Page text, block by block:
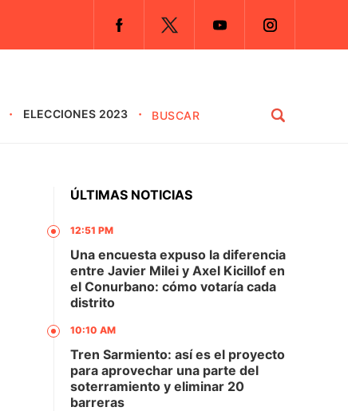
ELECCIONES 2023
ÚLTIMAS NOTICIAS
12:51 PM
Una encuesta expuso la diferencia
entre Javier Milei y Axel Kicillof en
el Conurbano: cómo votaría cada
distrito
10:10 AM
Tren Sarmiento: así es el proyecto
para aprovechar una parte del
soterramiento y eliminar 20
barreras